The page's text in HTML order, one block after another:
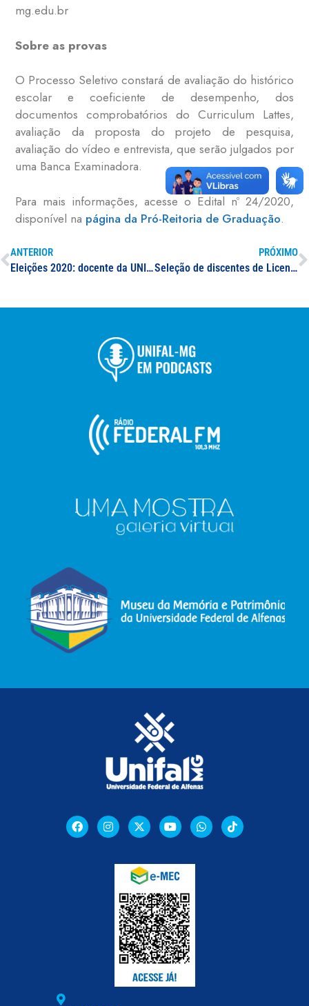
mg.edu.br
Sobre as provas
O Processo Seletivo constará de avaliação do histórico
escolar e coeficiente de desempenho, dos
documentos comprobatórios do Curriculum Lattes,
avaliação da proposta do projeto de pesquisa,
avaliação do vídeo e entrevista, que serão julgados por
uma Banca Examinadora.
Para mais informações, acesse o Edital nº 24/2020,
disponível na página da Pró-Reitoria de Graduação.
ANTERIOR
Eleições 2020: docente da UNIFAL-MG alerta para o riscos das fake news e sobre as consequências de campanhas negativas
PRÓXIMO
Seleção de discentes de Licenciatura em Física e Química para o PIBID